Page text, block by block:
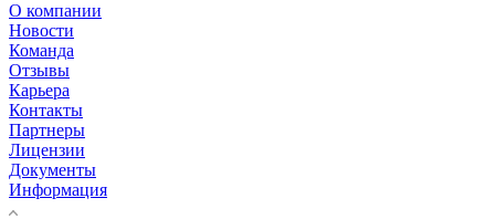
О компании
Новости
Команда
Отзывы
Карьера
Контакты
Партнеры
Лицензии
Документы
Информация